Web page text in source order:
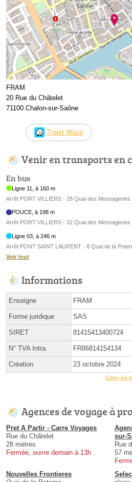
FRAM
20 Rue du Châtelet
71100 Chalon-sur-Saône
Trajet Waze
Venir en transports en
En bus
Ligne 11, à 160 m
Arrêt PORT VILLIERS - 28 Quai des Messageries
POUCE, à 198 m
Arrêt PORT VILLIERS - 32 Quai des Messageries
Ligne 03, à 246 m
Arrêt PONT SAINT LAURENT - 8 Quai de la
Voir tout
Informations
Enseigne FRAM
Forme juridique SAS
SIRET 81415413400724
N° TVA Intra. FR86814154134
Création 23 octobre 2024
Éditer les
Agences de voyage à
Pret A Partir - Carre Voyages
Rue du Châtelet
28 mètres
Fermée, ouvre demain à 13h
sur-
Rue
57
Nouvelles Frontieres